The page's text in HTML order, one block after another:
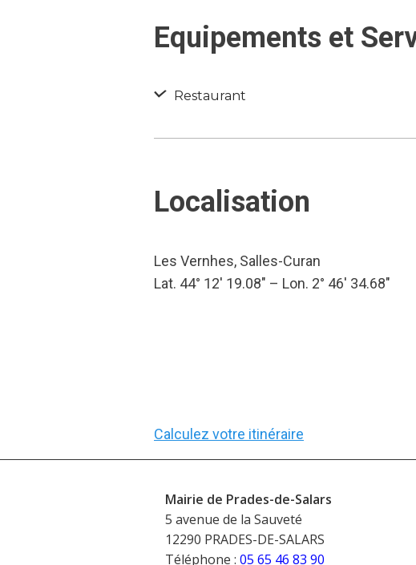
Equipements et
Restaurant
Localisation
Les Vernhes, Salles-Curan
Lat. 44° 12′ 19.08″ – Lon. 2° 46′ 34.68″
Calculez votre itinéraire
Mairie de Prades-de-Salars
5 avenue de la Sauveté
12290 PRADES-DE-SALARS
Téléphone : 05 65 46 83 90